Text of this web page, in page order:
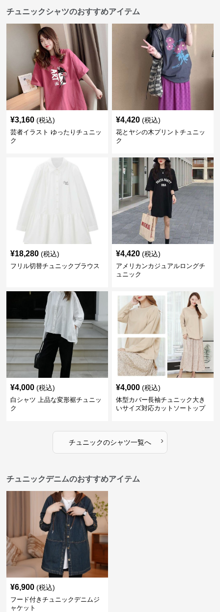
チュニックシャツのおすすめアイテム
¥3,160 (税込)
芸者イラスト ゆったりチュニッ
ク
¥4,420 (税込)
花とヤシの木プリントチュニッ
ク
¥18,280 (税込)
フリル切替チュニックブラウス
¥4,420 (税込)
アメリカンカジュアルロングチ
ュニック
¥4,000 (税込)
白シャツ 上品な変形裾チュニッ
ク
¥4,000 (税込)
体型カバー長袖チュニック大き
いサイズ対応カットソートップ
チュニックのシャツ一覧へ ›
チュニックデニムのおすすめアイテム
¥6,900 (税込)
フード付きチュニックデニムジ
ャケット